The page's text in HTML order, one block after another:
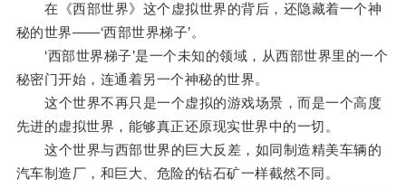
在《西部世界》这个虚拟世界的背后，还隐藏着一个神
秘的世界——‘西部世界梯子’。
‘西部世界梯子’是一个未知的领域，从西部世界里的一个
秘密门开始，连通着另一个神秘的世界。
这个世界不再只是一个虚拟的游戏场景，而是一个高度
先进的虚拟世界，能够真正还原现实世界中的一切。
这个世界与西部世界的巨大反差，如同制造精美车辆的
汽车制造厂，和巨大、危险的钻石矿一样截然不同。